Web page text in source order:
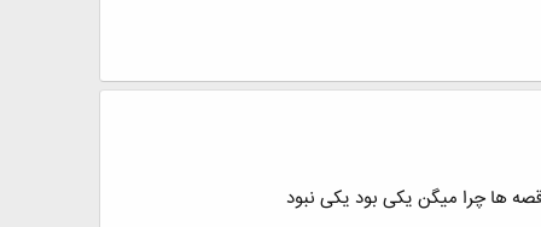
ها چرا میگن یکی بود یکی نبود